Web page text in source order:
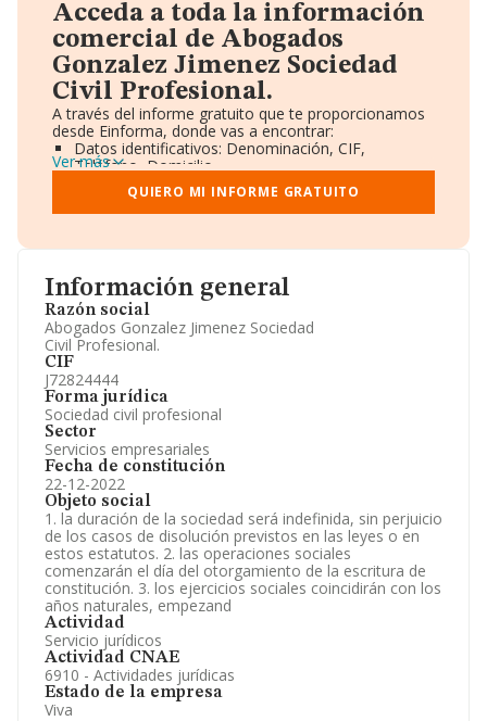
Información general
Razón social
Abogados Gonzalez Jimenez Sociedad
Civil Profesional.
CIF
J72824444
Forma jurídica
Sociedad civil profesional
Sector
Servicios empresariales
Fecha de constitución
22-12-2022
Objeto social
1. la duración de la sociedad será indefinida, sin perjuicio
de los casos de disolución previstos en las leyes o en
estos estatutos. 2. las operaciones sociales
comenzarán el día del otorgamiento de la escritura de
constitución. 3. los ejercicios sociales coincidirán con los
años naturales, empezand
Actividad
Servicio jurídicos
Actividad CNAE
6910 - Actividades jurídicas
Estado de la empresa
Viva
Acceda a toda la información
comercial de Abogados
Gonzalez Jimenez Sociedad
Civil Profesional.
A través del informe gratuito que te proporcionamos
desde Einforma, donde vas a encontrar:
Datos identificativos: Denominación, CIF,
Teléfono, Domicilio.
Informe Mercantil Completo (BORME).
Gráficos de Evolución Ventas y Empleados.
Consejo de Administración y Administradores.
Accionistas.
Artículos de prensa publicados sobre la empresa.
Información oficial y registral complementaria.
Ver más
QUIERO MI INFORME GRATUITO